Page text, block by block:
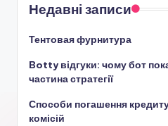
Недавні записи
Тентовая фурнитура
Botty відгуки: чому бот
частина стратегії
Способи погашення
комісій